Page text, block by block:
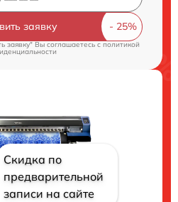
заявку
заявку" Вы соглашаетесь cполитикой
Скидка по
предварительной
записи на сайте